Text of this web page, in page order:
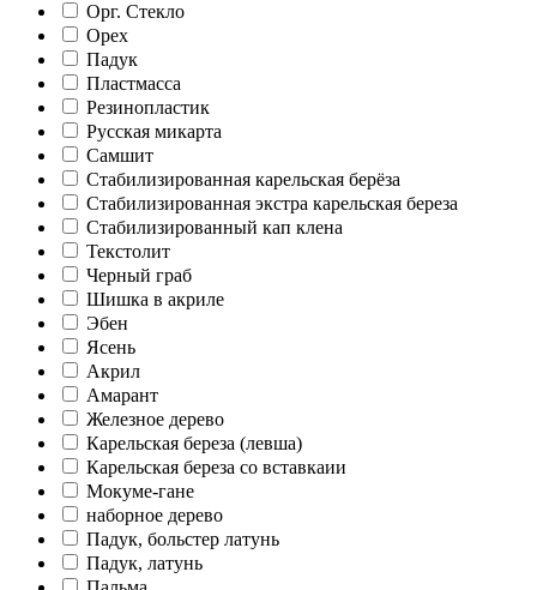
Орг. Стекло
Орех
Падук
Пластмасса
Резинопластик
Русская микарта
Самшит
Стабилизированная карельская берёза
Стабилизированная экстра карельская береза
Стабилизированный кап клена
Текстолит
Черный граб
Шишка в акриле
Эбен
Ясень
Акрил
Амарант
Железное дерево
Карельская береза (левша)
Карельская береза со вставкаии
Мокуме-гане
наборное дерево
Падук, больстер латунь
Падук, латунь